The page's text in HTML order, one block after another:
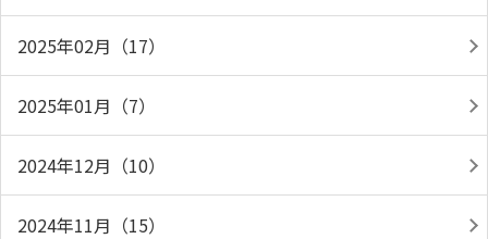
2025年02月（17）
2025年01月（7）
2024年12月（10）
2024年11月（15）